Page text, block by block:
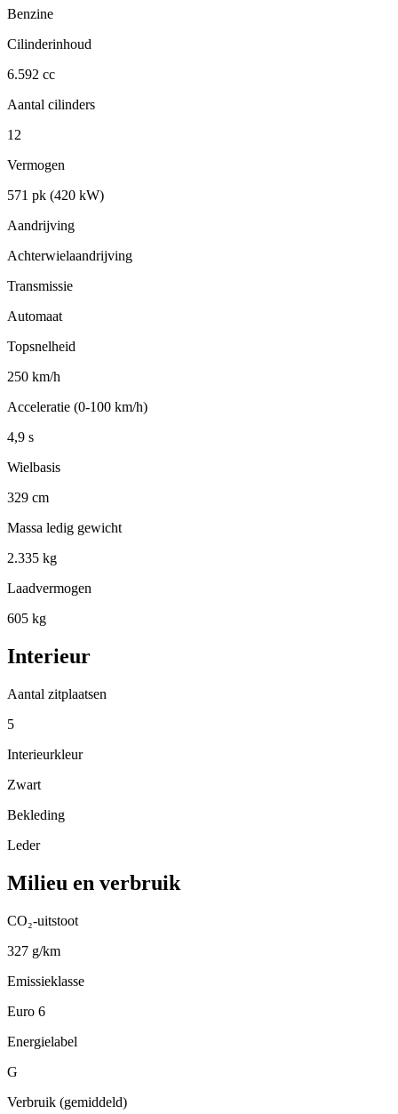
Benzine
Cilinderinhoud
6.592 cc
Aantal cilinders
12
Vermogen
571 pk (420 kW)
Aandrijving
Achterwielaandrijving
Transmissie
Automaat
Topsnelheid
250 km/h
Acceleratie (0-100 km/h)
4,9 s
Wielbasis
329 cm
Massa ledig gewicht
2.335 kg
Laadvermogen
605 kg
Interieur
Aantal zitplaatsen
5
Interieurkleur
Zwart
Bekleding
Leder
Milieu en verbruik
CO₂-uitstoot
327 g/km
Emissieklasse
Euro 6
Energielabel
G
Verbruik (gemiddeld)